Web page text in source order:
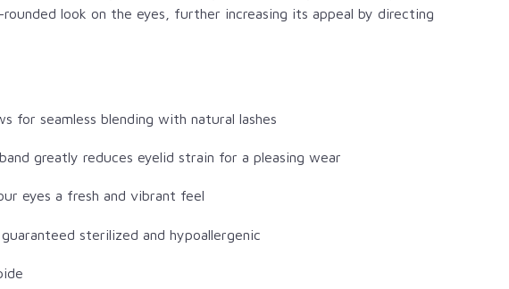
look on the eyes, further increasing its appeal by directing
for seamless blending with natural lashes
greatly reduces eyelid strain for a pleasing wear
eyes a fresh and vibrant feel
sterilized and hypoallergenic